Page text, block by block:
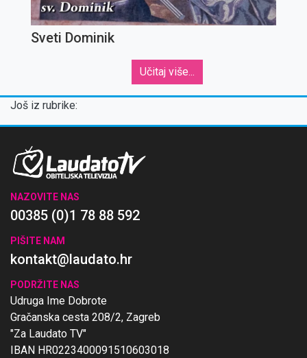
Sveti Dominik
Učitaj više...
Još iz rubrike:
NAZOVITE NAS
00385 (0)1 78 88 592
PIŠITE NAM
kontakt@laudato.hr
PODRŽITE NAS
Udruga Ime Dobrote
Gračanska cesta 208/2, Zagreb
"Za Laudato TV"
IBAN HR0223400091510603018